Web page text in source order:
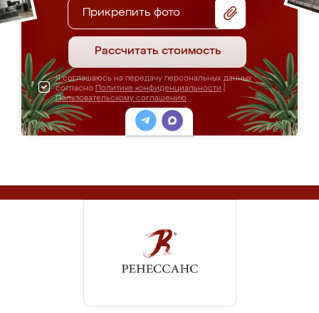
Прикрепить фото
Рассчитать стоимость
Я соглашаюсь на передачу персональных данных
согласно Политике конфиденциальности
Пользовательскому соглашению